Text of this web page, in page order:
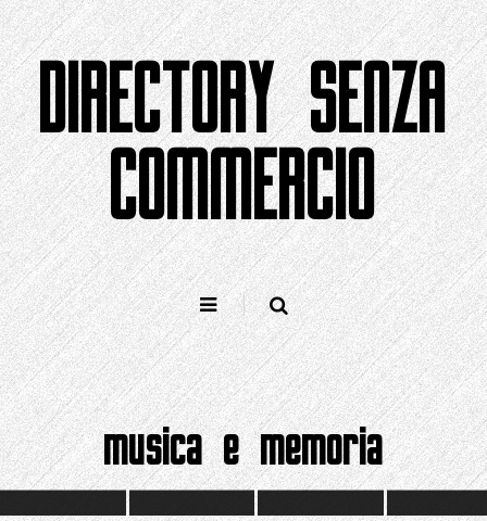
Salta
al
contenutoDIRECTORY SENZA
COMMERCIO
musica e memoria